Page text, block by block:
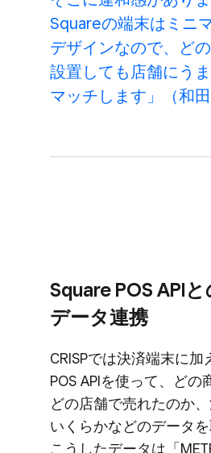
Squareの​端末は​ミニ
デザインなので、​ど
設置しても​店舗に​うま
マッチします」​（和田
Square POS APIと
データ連携
CRISPでは​決済端末に​
POS APIを​使って、​どの​
どの​店舗で​売れたのか
いくらかなどの​データを​
こうした​データは​「